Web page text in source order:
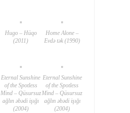
Hugo – Hüqo
(2011)
Home Alone –
Evdə tək (1990)
Eternal Sunshine
of the Spotless
Mind – Qüsursuz
ağlın əbədi işığı
(2004)
Eternal Sunshine
of the Spotless
Mind – Qüsursuz
ağlın əbədi işığı
(2004)